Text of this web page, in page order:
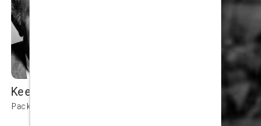
Keenan Wynn
Packy Roost
Sara
Rhoda